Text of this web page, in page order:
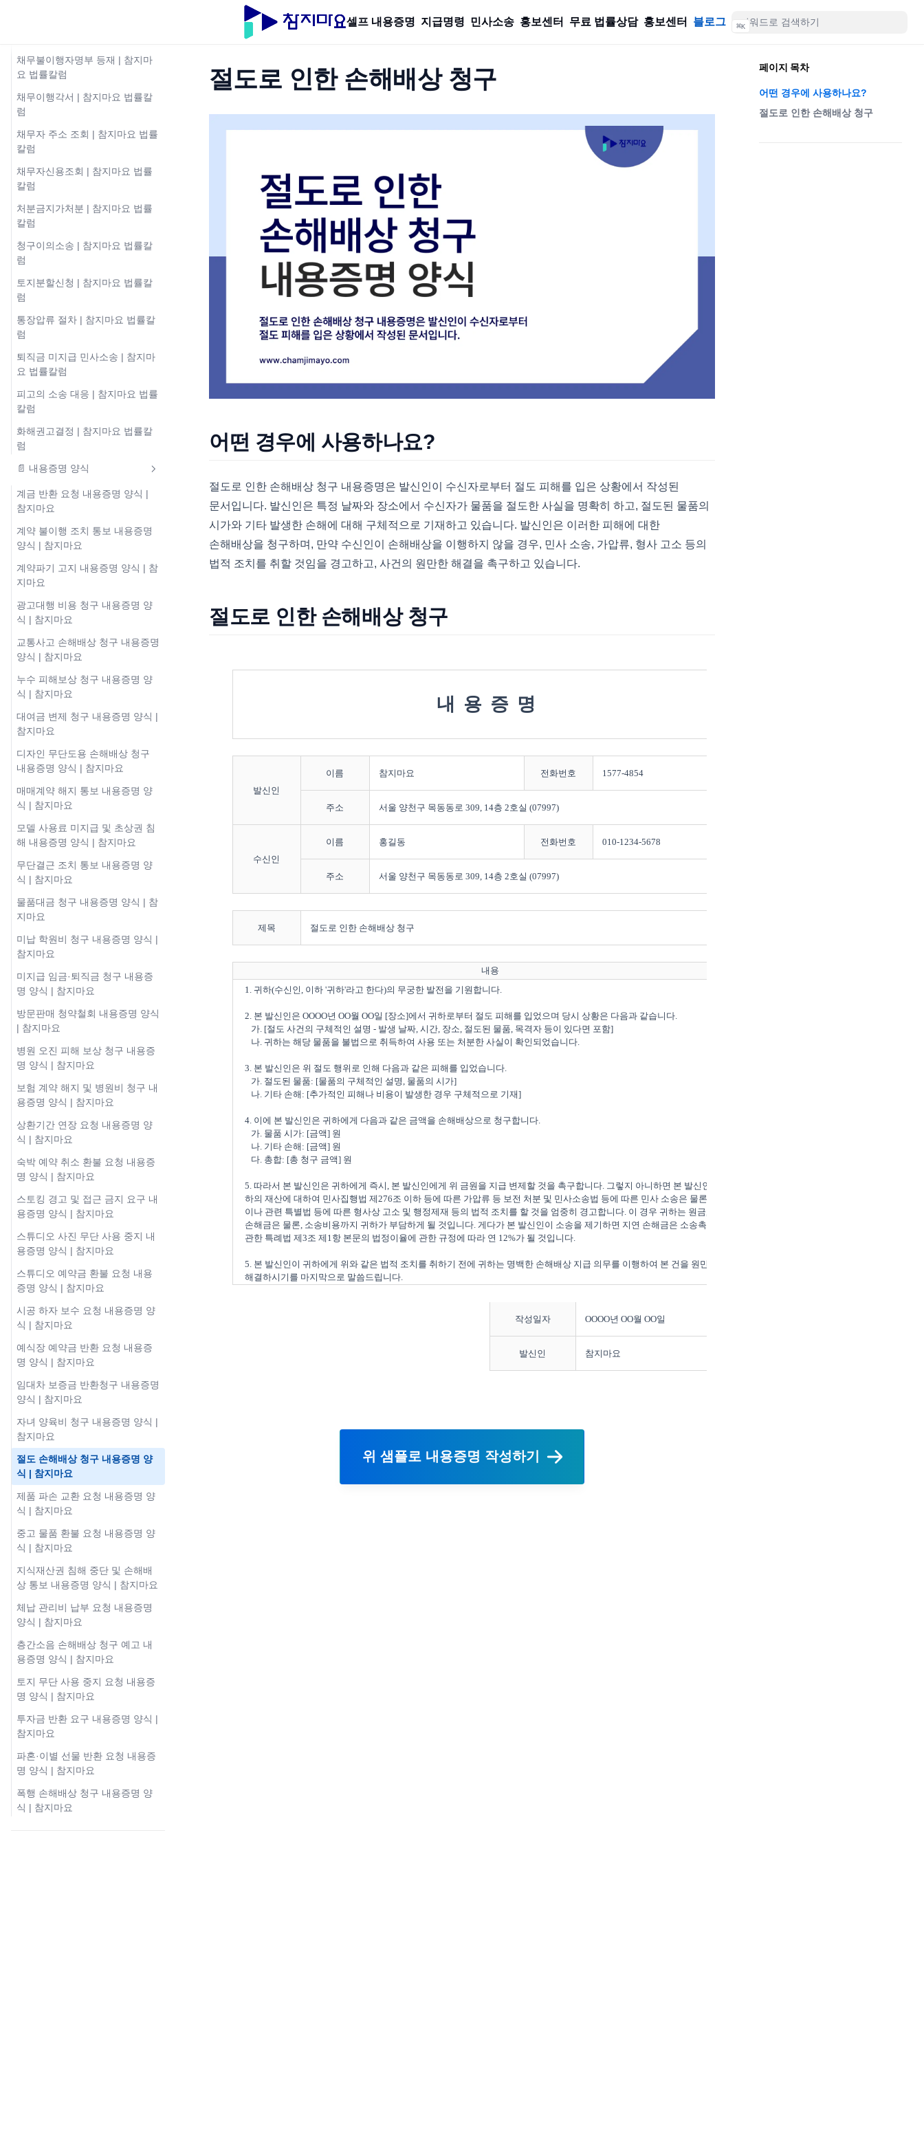
셀프 내용증명 지급명령 민사소송 홍보센터 무료 법률상담 홍보센터 블로그 ⌘K
채무불이행자명부 등재 | 참지마
요 법률칼럼
채무이행각서 | 참지마요 법률칼
럼
채무자 주소 조회 | 참지마요 법률
칼럼
채무자신용조회 | 참지마요 법률
칼럼
처분금지가처분 | 참지마요 법률
칼럼
청구이의소송 | 참지마요 법률칼
럼
토지분할신청 | 참지마요 법률칼
럼
통장압류 절차 | 참지마요 법률칼
럼
퇴직금 미지급 민사소송 | 참지마
요 법률칼럼
피고의 소송 대응 | 참지마요 법률
칼럼
화해권고결정 | 참지마요 법률칼
럼
📄 내용증명 양식
계금 반환 요청 내용증명 양식 |
참지마요
계약 불이행 조치 통보 내용증명
양식 | 참지마요
계약파기 고지 내용증명 양식 | 참
지마요
광고대행 비용 청구 내용증명 양
식 | 참지마요
교통사고 손해배상 청구 내용증명
양식 | 참지마요
누수 피해보상 청구 내용증명 양
식 | 참지마요
대여금 변제 청구 내용증명 양식 |
참지마요
디자인 무단도용 손해배상 청구
내용증명 양식 | 참지마요
매매계약 해지 통보 내용증명 양
식 | 참지마요
모델 사용료 미지급 및 초상권 침
해 내용증명 양식 | 참지마요
무단결근 조치 통보 내용증명 양
식 | 참지마요
물품대금 청구 내용증명 양식 | 참
지마요
미납 학원비 청구 내용증명 양식 |
참지마요
미지급 임금·퇴직금 청구 내용증
명 양식 | 참지마요
방문판매 청약철회 내용증명 양식
| 참지마요
병원 오진 피해 보상 청구 내용증
명 양식 | 참지마요
보험 계약 해지 및 병원비 청구 내
용증명 양식 | 참지마요
상환기간 연장 요청 내용증명 양
식 | 참지마요
숙박 예약 취소 환불 요청 내용증
명 양식 | 참지마요
스토킹 경고 및 접근 금지 요구 내
용증명 양식 | 참지마요
스튜디오 사진 무단 사용 중지 내
용증명 양식 | 참지마요
스튜디오 예약금 환불 요청 내용
증명 양식 | 참지마요
시공 하자 보수 요청 내용증명 양
식 | 참지마요
예식장 예약금 반환 요청 내용증
명 양식 | 참지마요
임대차 보증금 반환청구 내용증명
양식 | 참지마요
자녀 양육비 청구 내용증명 양식 |
참지마요
절도 손해배상 청구 내용증명 양
식 | 참지마요
제품 파손 교환 요청 내용증명 양
식 | 참지마요
중고 물품 환불 요청 내용증명 양
식 | 참지마요
지식재산권 침해 중단 및 손해배
상 통보 내용증명 양식 | 참지마요
체납 관리비 납부 요청 내용증명
양식 | 참지마요
층간소음 손해배상 청구 예고 내
용증명 양식 | 참지마요
토지 무단 사용 중지 요청 내용증
명 양식 | 참지마요
투자금 반환 요구 내용증명 양식 |
참지마요
파혼·이별 선물 반환 요청 내용증
명 양식 | 참지마요
폭행 손해배상 청구 내용증명 양
식 | 참지마요
페이지 목차
어떤 경우에 사용하나요?
절도로 인한 손해배상 청구
절도로 인한 손해배상 청구
어떤 경우에 사용하나요?
절도로 인한 손해배상 청구 내용증명은 발신인이 수신자로부터 절도 피해를 입은 상황에서 작성된
문서입니다. 발신인은 특정 날짜와 장소에서 수신자가 물품을 절도한 사실을 명확히 하고, 절도된 물품의
시가와 기타 발생한 손해에 대해 구체적으로 기재하고 있습니다. 발신인은 이러한 피해에 대한
손해배상을 청구하며, 만약 수신인이 손해배상을 이행하지 않을 경우, 민사 소송, 가압류, 형사 고소 등의
법적 조치를 취할 것임을 경고하고, 사건의 원만한 해결을 촉구하고 있습니다.
절도로 인한 손해배상 청구
내용증명
발신인
이름 참지마요 전화번호 1577-4854
주소 서울 양천구 목동동로 309, 14층 2호실 (07997)
수신인
이름 홍길동 전화번호 010-1234-5678
주소 서울 양천구 목동동로 309, 14층 2호실 (07997)
제목 절도로 인한 손해배상 청구
내용
1. 귀하(수신인, 이하 '귀하'라고 한다)의 무궁한 발전을 기원합니다.
2. 본 발신인은 OOOO년 OO월 OO일 [장소]에서 귀하로부터 절도 피해를 입었으며 당시 상황은 다음과 같습니다.
3. 본 발신인은 위 절도 행위로 인해 다음과 같은 피해를 입었습니다.
4. 이에 본 발신인은 귀하에게 다음과 같은 금액을 손해배상으로 청구합니다.
5. 따라서 본 발신인은 귀하에게 즉시, 본 발신인에게 위 금원을 지급 변제할 것을 촉구합니다. 그렇지 아니하면 본 발신인은 귀
하의 재산에 대하여 민사집행법 제276조 이하 등에 따른 가압류 등 보전 처분 및 민사소송법 등에 따른 민사 소송은 물론 형법
이나 관련 특별법 등에 따른 형사상 고소 및 행정제재 등의 법적 조치를 할 것을 엄중히 경고합니다. 이 경우 귀하는 원금, 지연
손해금은 물론, 소송비용까지 귀하가 부담하게 될 것입니다. 게다가 본 발신인이 소송을 제기하면 지연 손해금은 소송촉진 등에
관한 특례법 제3조 제1항 본문의 법정이율에 관한 규정에 따라 연 12%가 될 것입니다.
5. 본 발신인이 귀하에게 위와 같은 법적 조치를 취하기 전에 귀하는 명백한 손해배상 지급 의무를 이행하여 본 건을 원만하게
작성일자 OOOO년 OO월 OO일
발신인 참지마요
위 샘플로 내용증명 작성하기